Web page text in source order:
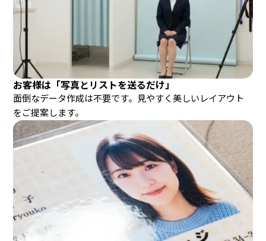
お客様は「写真とリストを送るだけ」
面倒なデータ作成は不要です。見やすく美しいレイアウト
をご提案します。